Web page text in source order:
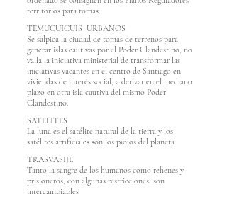
territorios para tomas.
TEMUCUICUIS URBANOS
Se salpica la ciudad de tomas de terrenos para
generar islas cautivas por el Poder Clandestino, no
valla la iniciativa ministerial de transformar las
iniciativas vacantes en el centro de Santiago en
viviendas de interés social, a derivar en el mediano
plazo en otra isla cautiva del mismo Poder
Clandestino.
SATELITES
La luna es el satélite natural de la tierra y los
satélites artificiales son los piojos del planeta
TRASVASIJE
Tanto la sangre de los humanos como rehenes y
prisioneros, con algunas restricciones, son
intercambiables